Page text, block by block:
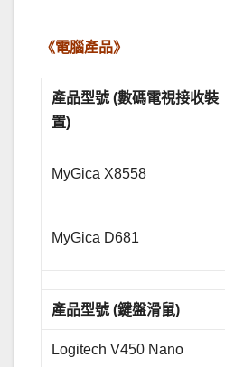
《電腦產品》
產品型號 (數碼電視接收裝
置)
MyGica X8558
MyGica D681
產品型號 (鍵盤滑鼠)
Logitech V450 Nano